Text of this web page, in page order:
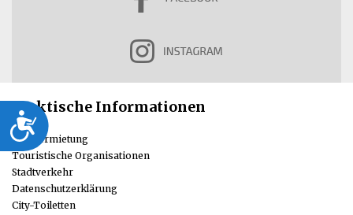
Dostępność
Praktische Informationen
Autovermietung
Touristische Organisationen
Stadtverkehr
Datenschutzerklärung
City-Toiletten